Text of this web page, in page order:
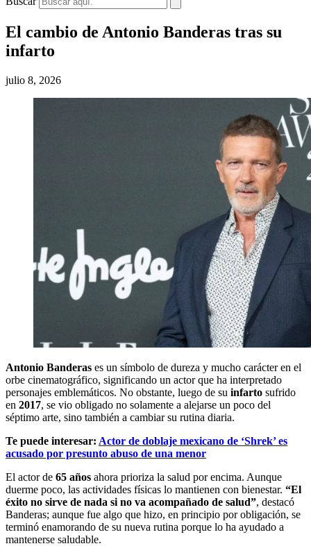
El cambio de Antonio Banderas tras su
infarto
julio 8, 2026
Antonio Banderas es un símbolo de dureza y mucho carácter en el
orbe cinematográfico, significando un actor que ha interpretado
personajes emblemáticos. No obstante, luego de su infarto sufrido
en 2017, se vio obligado no solamente a alejarse un poco del
séptimo arte, sino también a cambiar su rutina diaria.
Te puede interesar: Actor de doblaje mexicano de ‘Shrek’ es
acusado por presunto abuso de una menor
El actor de 65 años ahora prioriza la salud por encima. Aunque
duerme poco, las actividades físicas lo mantienen con bienestar. “El
éxito no sirve de nada si no va acompañado de salud”, destacó
Banderas; aunque fue algo que hizo, en principio por obligación, se
terminó enamorando de su nueva rutina porque lo ha ayudado a
mantenerse saludable.